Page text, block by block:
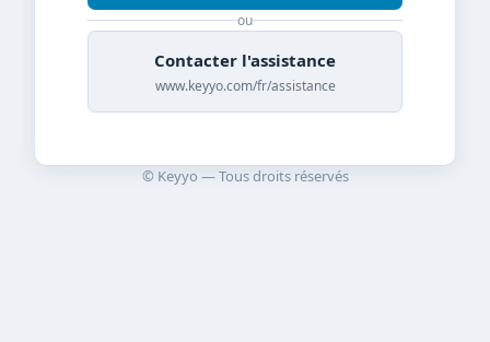
ou
Contacter l'assistance
www.keyyo.com/fr/assistance
© Keyyo — Tous droits réservés